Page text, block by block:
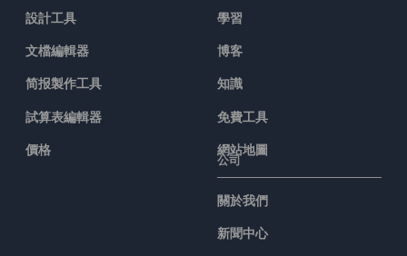
設計工具
文檔編輯器
简报製作工具
試算表編輯器
價格
學習
博客
知識
免費工具
網站地圖
公司
關於我們
新聞中心